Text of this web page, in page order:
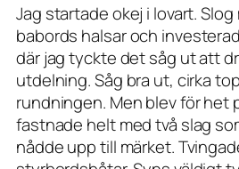
Jag startade okej i lovart.
babords halsar och
där jag tyckte det såg ut att
utdelning. Såg bra ut, cirka
rundningen. Men blev för het
fastnade helt med två slag
nådde upp till märket.